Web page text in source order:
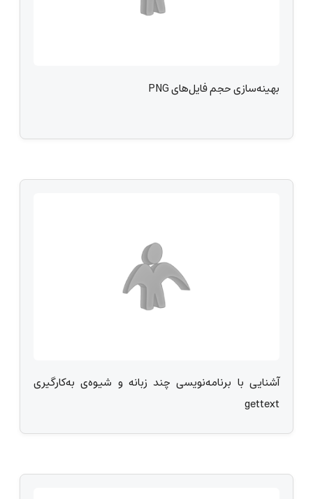
بهینه‌سازی حجم فایل‌های PNG
آشنایی با برنامه‌نویسی چند زبانه و شیوه‌ی به‌کارگیری
gettext